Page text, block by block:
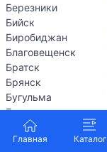
Главная Каталог
Березники
Бийск
Биробиджан
Благовещенск
Братск
Брянск
Бугульма
Бузулук
В